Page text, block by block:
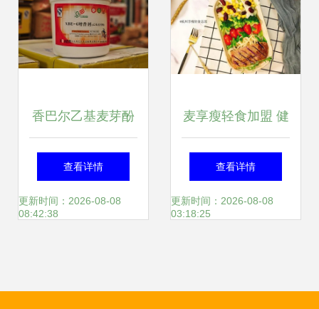
等你来
香巴尔乙基麦芽酚
增香剂 肉制品去腥
提鲜的厨艺利器
查看详情
更新时间：2026-08-08
08:42:38
麦享瘦轻食加盟 健
康饮食新风尚，创
业新机遇
查看详情
更新时间：2026-08-08
03:18:25